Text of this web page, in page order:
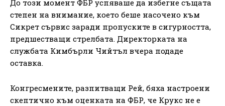
До този момент ФБР успяваше да избегне същата
степен на внимание, което беше насочено към
Сикрет сървис заради пропуските в сигурността,
предшестващи стрелбата. Директорката на
службата Кимбърли Чийтъл вчера подаде
оставка.
Конгресмените, разпитващи Рей, бяха настроени
скептично към оценката на ФБР, че Крукс не е